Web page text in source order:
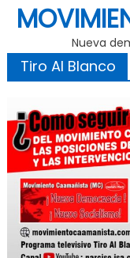
Nueva
Tiro Al Blanco